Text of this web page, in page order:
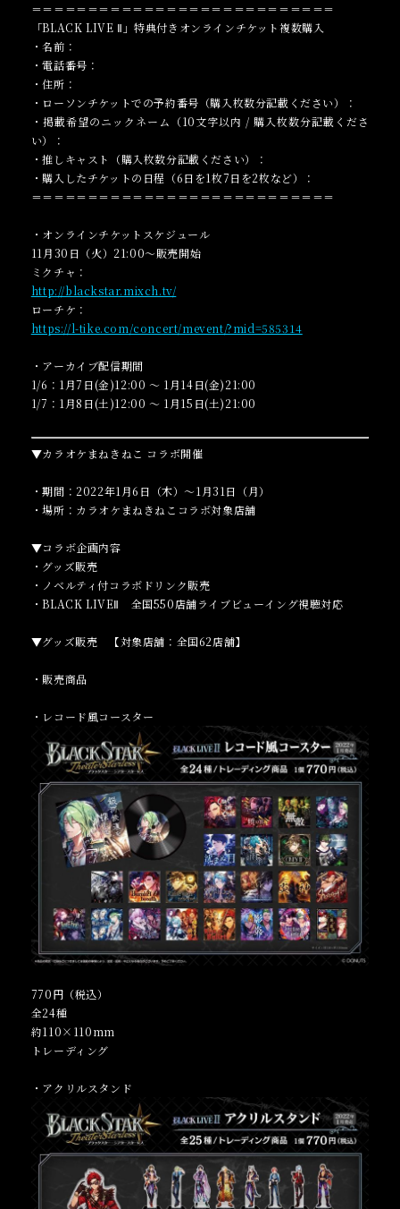
＝＝＝＝＝＝＝＝＝＝＝＝＝＝＝＝＝＝＝＝＝＝＝＝＝＝＝
「BLACK LIVE Ⅱ」特典付きオンラインチケット複数購入
・名前：
・電話番号：
・住所：
・ローソンチケットでの予約番号（購入枚数分記載ください）：
・掲載希望のニックネーム（10文字以内 / 購入枚数分記載くださ
い）：
・推しキャスト（購入枚数分記載ください）：
・購入したチケットの日程（6日を1枚7日を2枚など）：
＝＝＝＝＝＝＝＝＝＝＝＝＝＝＝＝＝＝＝＝＝＝＝＝＝＝＝
・オンラインチケットスケジュール
11月30日（火）21:00～販売開始
ミクチャ：
http://blackstar.mixch.tv/
ローチケ：
https://l-tike.com/concert/mevent/?mid=585314
・アーカイブ配信期間
1/6：1月7日(金)12:00 ～ 1月14日(金)21:00
1/7：1月8日(土)12:00 ～ 1月15日(土)21:00
▼カラオケまねきねこ コラボ開催
・期間：2022年1月6日（木）～1月31日（月）
・場所：カラオケまねきねこコラボ対象店舗
▼コラボ企画内容
・グッズ販売
・ノベルティ付コラボドリンク販売
・BLACK LIVEⅡ 全国550店舗ライブビューイング視聴対応
▼グッズ販売 【対象店舗：全国62店舗】
・販売商品
・レコード風コースター
770円（税込）
全24種
約110×110mm
トレーディング
・アクリルスタンド